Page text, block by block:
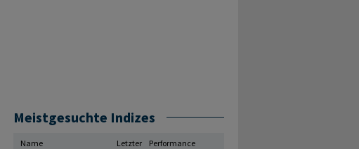
Meistgesuchte Indizes
Name Letzter Performance